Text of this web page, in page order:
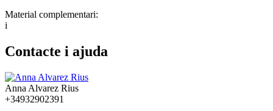
Material complementari:
i
Contacte i ajuda
Anna Alvarez Rius
+34932902391